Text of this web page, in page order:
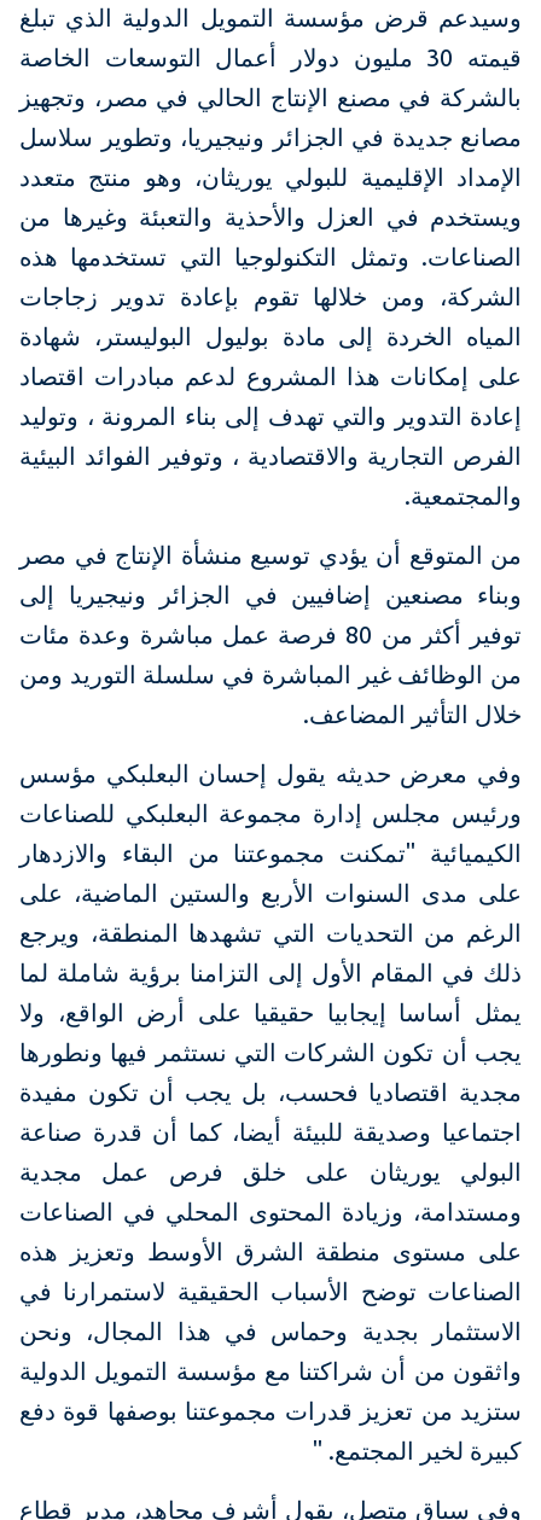
وسيدعم قرض مؤسسة التمويل الدولية الذي تبلغ
قيمته 30 مليون دولار أعمال التوسعات الخاصة
بالشركة في مصنع الإنتاج الحالي في مصر، وتجهيز
مصانع جديدة في الجزائر ونيجيريا، وتطوير سلاسل
الإمداد الإقليمية للبولي يوريثان، وهو منتج متعدد
ويستخدم في العزل والأحذية والتعبئة وغيرها من
الصناعات. وتمثل التكنولوجيا التي تستخدمها هذه
الشركة، ومن خلالها تقوم بإعادة تدوير زجاجات
المياه الخردة إلى مادة بوليول البوليستر، شهادة
على إمكانات هذا المشروع لدعم مبادرات اقتصاد
إعادة التدوير والتي تهدف إلى بناء المرونة ، وتوليد
الفرص التجارية والاقتصادية ، وتوفير الفوائد البيئية
والمجتمعية.
من المتوقع أن يؤدي توسيع منشأة الإنتاج في مصر
وبناء مصنعين إضافيين في الجزائر ونيجيريا إلى
توفير أكثر من 80 فرصة عمل مباشرة وعدة مئات
من الوظائف غير المباشرة في سلسلة التوريد ومن
خلال التأثير المضاعف.
وفي معرض حديثه يقول إحسان البعلبكي مؤسس
ورئيس مجلس إدارة مجموعة البعلبكي للصناعات
الكيميائية "تمكنت مجموعتنا من البقاء والازدهار
على مدى السنوات الأربع والستين الماضية، على
الرغم من التحديات التي تشهدها المنطقة، ويرجع
ذلك في المقام الأول إلى التزامنا برؤية شاملة لما
يمثل أساسا إيجابيا حقيقيا على أرض الواقع، ولا
يجب أن تكون الشركات التي نستثمر فيها ونطورها
مجدية اقتصاديا فحسب، بل يجب أن تكون مفيدة
اجتماعيا وصديقة للبيئة أيضا، كما أن قدرة صناعة
البولي يوريثان على خلق فرص عمل مجدية
ومستدامة، وزيادة المحتوى المحلي في الصناعات
على مستوى منطقة الشرق الأوسط وتعزيز هذه
الصناعات توضح الأسباب الحقيقية لاستمرارنا في
الاستثمار بجدية وحماس في هذا المجال، ونحن
واثقون من أن شراكتنا مع مؤسسة التمويل الدولية
ستزيد من تعزيز قدرات مجموعتنا بوصفها قوة دفع
كبيرة لخير المجتمع. "
وفي سياق متصل، يقول أشرف مجاهد، مدير قطاع